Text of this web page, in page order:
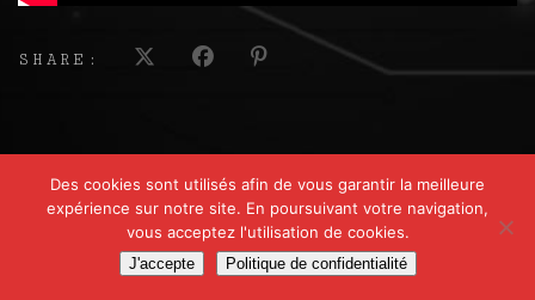
SHARE:
© 2017-2026 SYLVAIN GABRIEL - Tous droits réservés - Site créé par
Des cookies sont utilisés afin de vous garantir la meilleure
expérience sur notre site. En poursuivant votre navigation,
vous acceptez l'utilisation de cookies.
J'accepte Politique de confidentialité